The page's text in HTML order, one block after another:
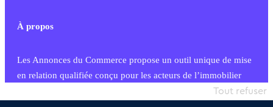
À propos
Les Annonces du Commerce propose un outil unique de mise
en relation qualifiée conçu pour les acteurs de l’immobilier
commercial et les collectivités territoriales, simple et intégrant
Tout refuser